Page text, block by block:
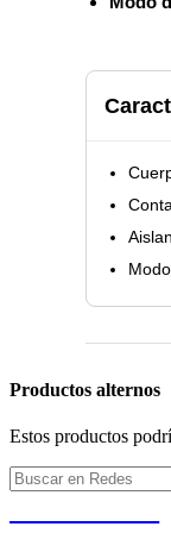
Productos alternos
Estos productos